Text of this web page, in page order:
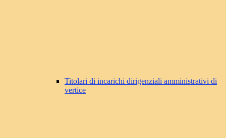
Titolari di incarichi dirigenziali amministrativi di
vertice